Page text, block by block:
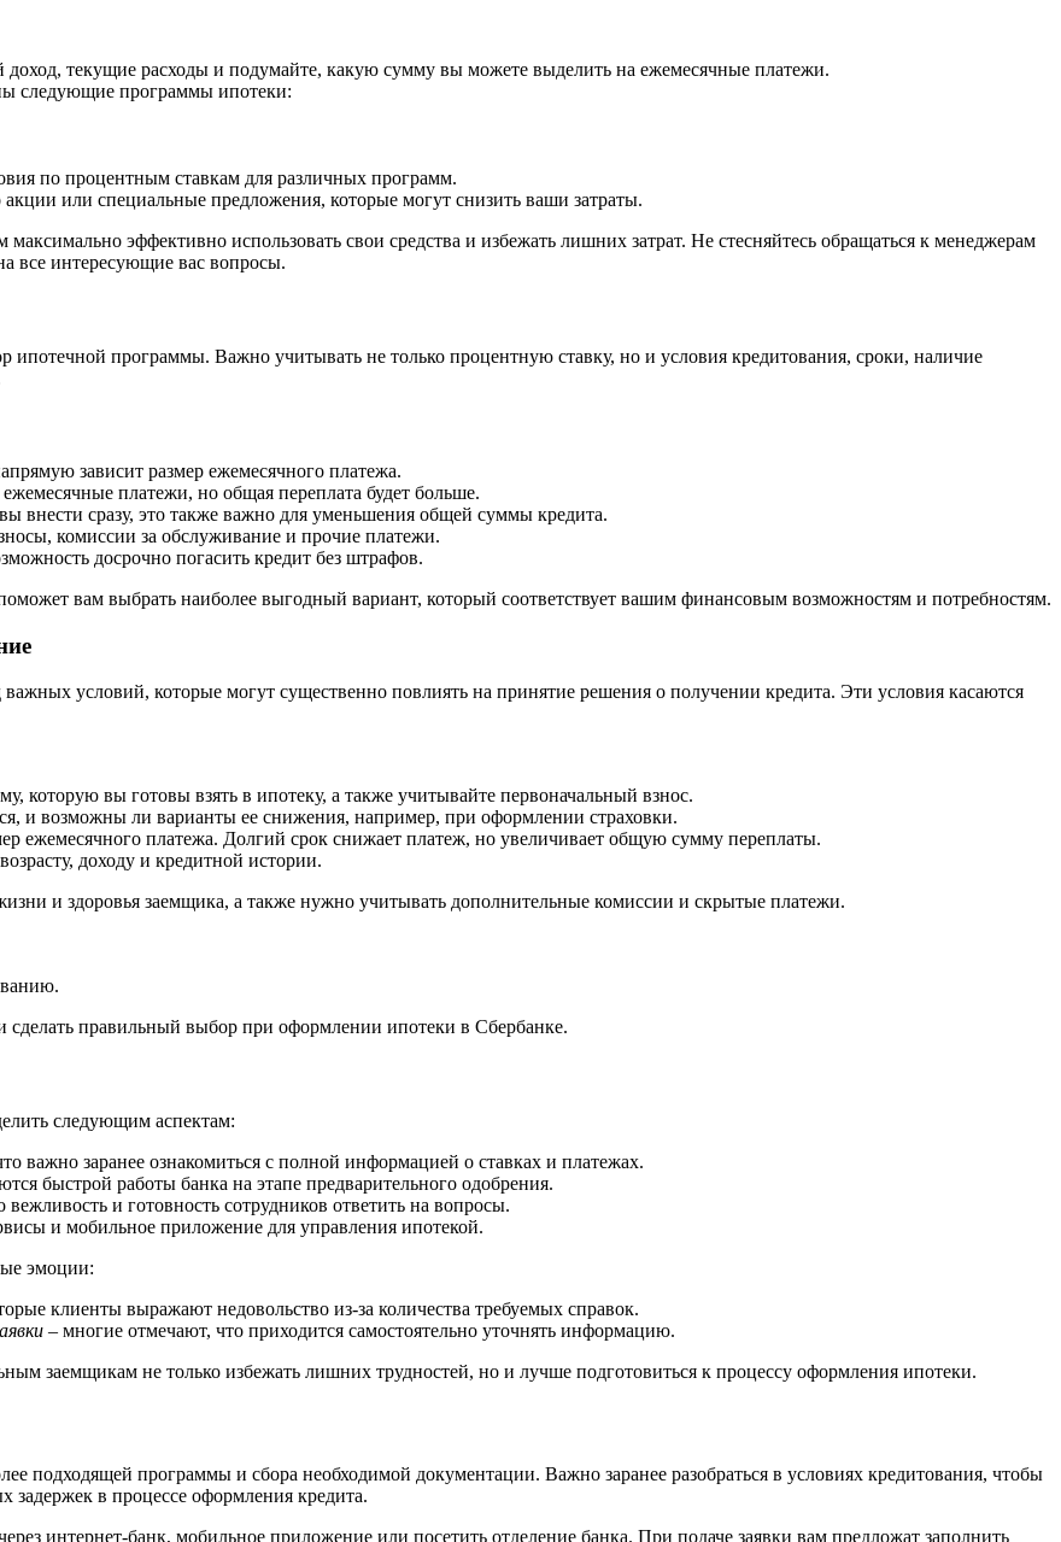
доход, текущие расходы и подумайте, какую сумму вы можете выделить на ежемесячные платежи.
следующие программы ипотеки:
по процентным ставкам для различных программ.
акции или специальные предложения, которые могут снизить ваши затраты.
эффективно использовать свои средства и избежать лишних затрат. Не стесняйтесь обращаться к менеджерам
все интересующие вас вопросы.
программы. Важно учитывать не только процентную ставку, но и условия кредитования, сроки, наличие
зависит размер ежемесячного платежа.
платежи, но общая переплата будет больше.
внести сразу, это также важно для уменьшения общей суммы кредита.
комиссии за обслуживание и прочие платежи.
досрочно погасить кредит без штрафов.
вам выбрать наиболее выгодный вариант, который соответствует вашим финансовым возможностям и потребностям.
условий, которые могут существенно повлиять на принятие решения о получении кредита. Эти условия касаются
которую вы готовы взять в ипотеку, а также учитывайте первоначальный взнос.
и возможны ли варианты ее снижения, например, при оформлении страховки.
ежемесячного платежа. Долгий срок снижает платеж, но увеличивает общую сумму переплаты.
доходу и кредитной истории.
и здоровья заемщика, а также нужно учитывать дополнительные комиссии и скрытые платежи.
правильный выбор при оформлении ипотеки в Сбербанке.
следующим аспектам:
важно заранее ознакомиться с полной информацией о ставках и платежах.
быстрой работы банка на этапе предварительного одобрения.
и готовность сотрудников ответить на вопросы.
и мобильное приложение для управления ипотекой.
эмоции:
клиенты выражают недовольство из-за количества требуемых справок.
– многие отмечают, что приходится самостоятельно уточнять информацию.
заемщикам не только избежать лишних трудностей, но и лучше подготовиться к процессу оформления ипотеки.
подходящей программы и сбора необходимой документации. Важно заранее разобраться в условиях кредитования, чтобы
задержек в процессе оформления кредита.
интернет-банк, мобильное приложение или посетить отделение банка. При подаче заявки вам предложат заполнить